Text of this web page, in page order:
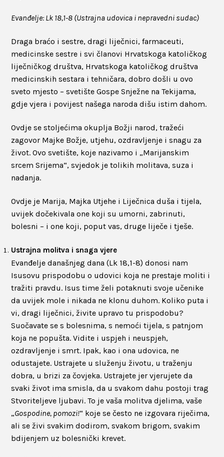
Evanđelje: Lk 18,1-8 (Ustrajna udovica i nepravedni sudac)
Draga braćo i sestre, dragi liječnici, farmaceuti,
medicinske sestre i svi članovi Hrvatskoga katoličkog
liječničkog društva, Hrvatskoga katoličkog društva
medicinskih sestara i tehničara, dobro došli u ovo
sveto mjesto – svetište Gospe Snježne na Tekijama,
gdje vjera i povijest našega naroda dišu istim dahom.
Ovdje se stoljećima okuplja Božji narod, tražeći
zagovor Majke Božje, utjehu, ozdravljenje i snagu za
život. Ovo svetište, koje nazivamo i „Marijanskim
srcem Srijema“, svjedok je tolikih molitava, suza i
nadanja.
Ovdje je Marija, Majka Utjehe i Liječnica duša i tijela,
uvijek dočekivala one koji su umorni, zabrinuti,
bolesni – i one koji, poput vas, druge liječe i tješe.
Ustrajna molitva i snaga vjere
Evanđelje današnjeg dana (Lk 18,1-8) donosi nam
Isusovu prispodobu o udovici koja ne prestaje moliti i
tražiti pravdu. Isus time želi potaknuti svoje učenike
da uvijek mole i nikada ne klonu duhom. Koliko puta i
vi, dragi liječnici, živite upravo tu prispodobu?
Suočavate se s bolesnima, s nemoći tijela, s patnjom
koja ne popušta. Vidite i uspjeh i neuspjeh,
ozdravljenje i smrt. Ipak, kao i ona udovica, ne
odustajete. Ustrajete u služenju životu, u traženju
dobra, u brizi za čovjeka. Ustrajete jer vjerujete da
svaki život ima smisla, da u svakom dahu postoji trag
Stvoriteljeve ljubavi. To je vaša molitva djelima, vaše
„Gospodine, pomozi!“ koje se često ne izgovara riječima,
ali se živi svakim dodirom, svakom brigom, svakim
bdijenjem uz bolesnički krevet.